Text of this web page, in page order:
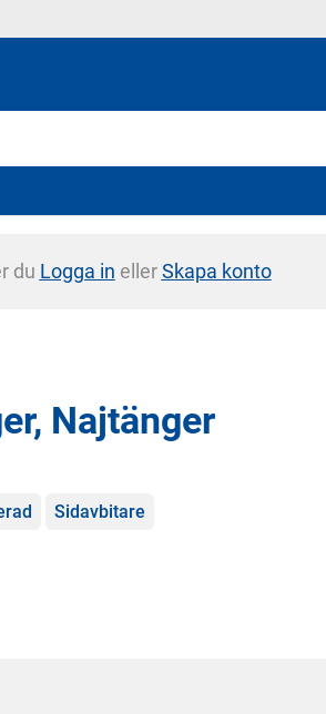
du Logga in ellerSkapa konto
Najtänger
Sidavbitare